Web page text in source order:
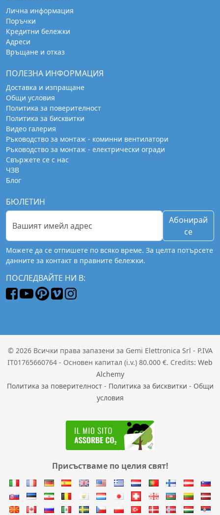
Лична информация
Поръчки
Кредитни бележки
Адреси
Връщане и отказ
ПОЛЕЗНА ИНФОРМАЦИЯ
Доставка и изпращане
Общи условия
Политика за поверителност
Политика за бисквитки
Видео галерия
Ръководство за монтаж - коминни вентилатори
Ръководство за монтаж - електрически огради
Свържете се с нас
ЧЗВ
Блог
БЮЛЕТИН
Абонирай
се
Можете да се отпишете по всяко време. За целта потърсете
данните за контакт в правните бележки.
ПОСЛЕДВАЙТЕ НИ В:
© 2026 Всички права запазени за Gemi Elettronica Srl - P.IVA
IT01765660764 - Основен капитал (i.v.) 80.000 €. Credits: Web
Alchemy
Политика за поверителност- Политика за бисквитки - Общи
условия
Присъстваме по целия свят!